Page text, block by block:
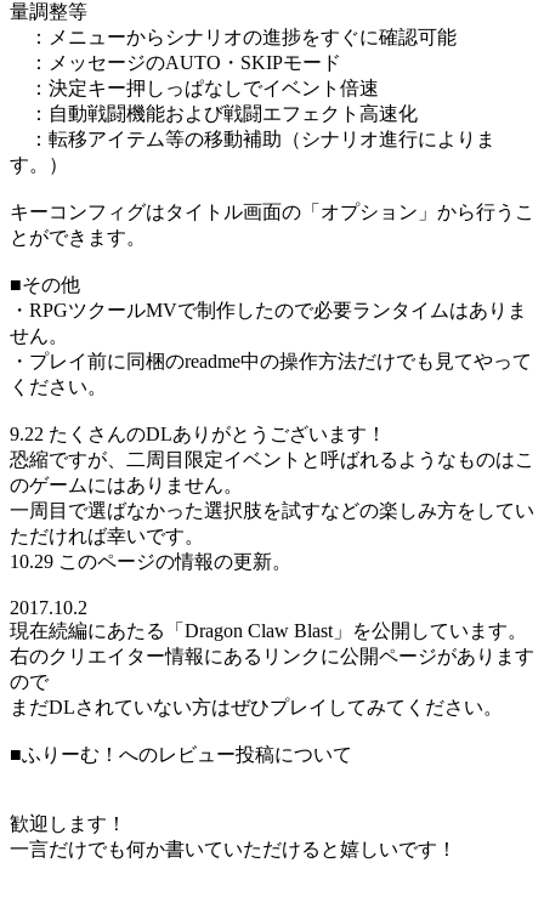
量調整等
：メニューからシナリオの進捗をすぐに確認可能
：メッセージのAUTO・SKIPモード
：決定キー押しっぱなしでイベント倍速
：自動戦闘機能および戦闘エフェクト高速化
：転移アイテム等の移動補助（シナリオ進行によりま
す。）
キーコンフィグはタイトル画面の「オプション」から行うこ
とができます。
■その他
・RPGツクールMVで制作したので必要ランタイムはありま
せん。
・プレイ前に同梱のreadme中の操作方法だけでも見てやって
ください。
9.22 たくさんのDLありがとうございます！
恐縮ですが、二周目限定イベントと呼ばれるようなものはこ
のゲームにはありません。
一周目で選ばなかった選択肢を試すなどの楽しみ方をしてい
ただければ幸いです。
10.29 このページの情報の更新。
2017.10.2
現在続編にあたる「Dragon Claw Blast」を公開しています。
右のクリエイター情報にあるリンクに公開ページがあります
ので
まだDLされていない方はぜひプレイしてみてください。
■ふりーむ！へのレビュー投稿について
歓迎します！
一言だけでも何か書いていただけると嬉しいです！